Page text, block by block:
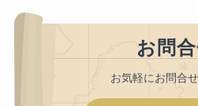
お問
お気軽にお問合